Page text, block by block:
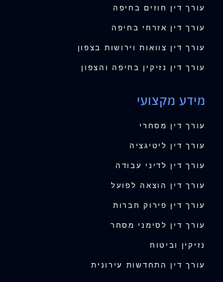
עורך דין חוזים בחיפה
עורך דין אזרחי בחיפה
עורך דין צוואות וירושות בצפון
עורך דין נזיקין בחיפה והצפון
מידע מקצועי
עורך דין מסחרי
עורך דין ליטיגציה
עורך דין לדיני עבודה
עורך דין הוצאה לפועל
עורך דין פירוק חברות
עורך דין לסימני מסחר
נזיקין וביטוח
עורך דין התחדשות עירונית